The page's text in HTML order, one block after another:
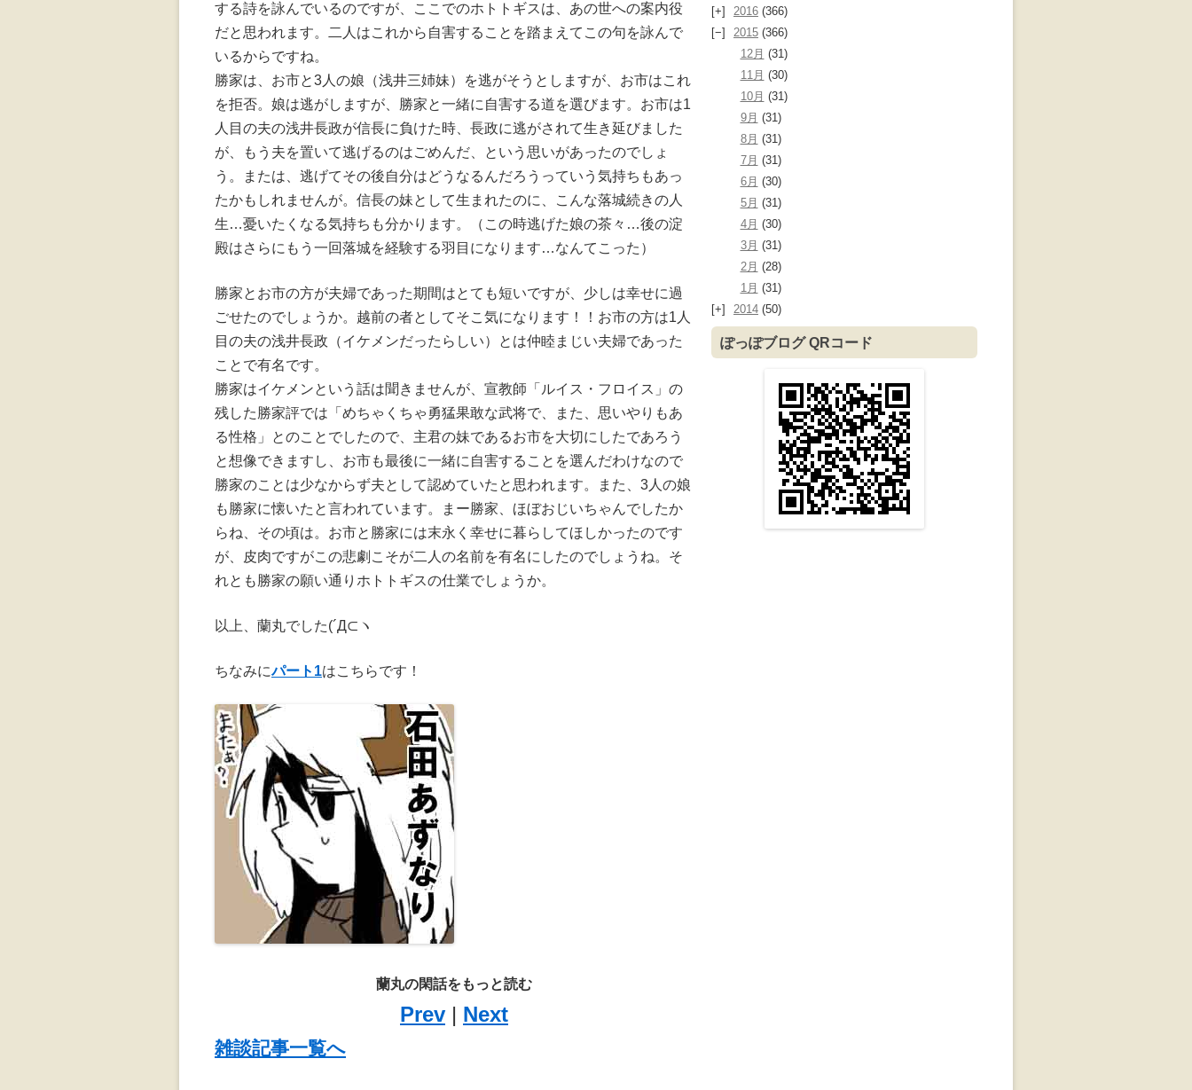
する詩を詠んでいるのですが、ここでのホトトギスは、あの世への案内役
だと思われます。二人はこれから自害することを踏まえてこの句を詠んで
いるからですね。
勝家は、お市と3人の娘（浅井三姉妹）を逃がそうとしますが、お市はこれ
を拒否。娘は逃がしますが、勝家と一緒に自害する道を選びます。お市は1
人目の夫の浅井長政が信長に負けた時、長政に逃がされて生き延びました
が、もう夫を置いて逃げるのはごめんだ、という思いがあったのでしょ
う。または、逃げてその後自分はどうなるんだろうっていう気持ちもあっ
たかもしれませんが。信長の妹として生まれたのに、こんな落城続きの人
生…憂いたくなる気持ちも分かります。（この時逃げた娘の茶々…後の淀
殿はさらにもう一回落城を経験する羽目になります…なんてこった）
勝家とお市の方が夫婦であった期間はとても短いですが、少しは幸せに過
ごせたのでしょうか。越前の者としてそこ気になります！！お市の方は1人
目の夫の浅井長政（イケメンだったらしい）とは仲睦まじい夫婦であった
ことで有名です。
勝家はイケメンという話は聞きませんが、宣教師「ルイス・フロイス」の
残した勝家評では「めちゃくちゃ勇猛果敢な武将で、また、思いやりもあ
る性格」とのことでしたので、主君の妹であるお市を大切にしたであろう
と想像できますし、お市も最後に一緒に自害することを選んだわけなので
勝家のことは少なからず夫として認めていたと思われます。また、3人の娘
も勝家に懐いたと言われています。まー勝家、ほぼおじいちゃんでしたか
らね、その頃は。お市と勝家には末永く幸せに暮らしてほしかったのです
が、皮肉ですがこの悲劇こそが二人の名前を有名にしたのでしょうね。そ
れとも勝家の願い通りホトトギスの仕業でしょうか。
以上、蘭丸でした(´Д⊂ヽ
ちなみにパート1はこちらです！
蘭丸の閑話をもっと読む
Prev | Next
雑談記事一覧へ
2016 (366)
2015 (366)
12月 (31)
11月 (30)
10月 (31)
9月 (31)
8月 (31)
7月 (31)
6月 (30)
5月 (31)
4月 (30)
3月 (31)
2月 (28)
1月 (31)
2014 (50)
ぽっぽブログ QRコード